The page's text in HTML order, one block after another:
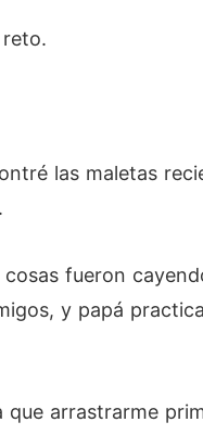
las maletas
cosas fueron
y papá
que arrastrarme